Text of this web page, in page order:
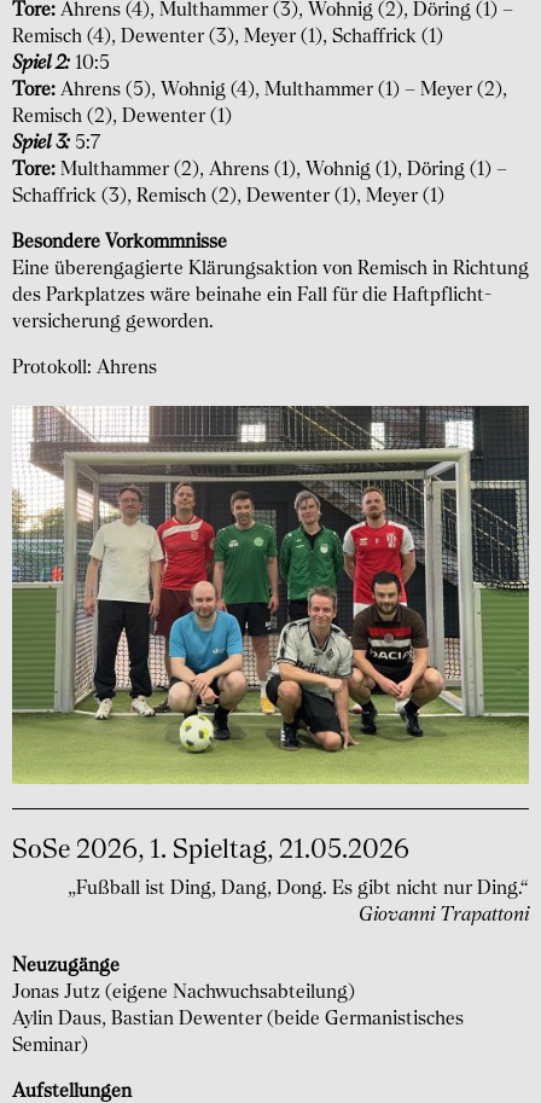
Tore: Ahrens (4), Multhammer (3), Wohnig (2), Döring (1) –
Remisch (4), Dewenter (3), Meyer (1), Schaffrick (1)
Spiel 2: 10:5
Tore: Ahrens (5), Wohnig (4), Multhammer (1) – Meyer (2),
Remisch (2), Dewenter (1)
Spiel 3: 5:7
Tore: Multhammer (2), Ahrens (1), Wohnig (1), Döring (1) –
Schaffrick (3), Remisch (2), Dewenter (1), Meyer (1)
Besondere Vorkommnisse
Eine überengagierte Klärungsaktion von Remisch in Richtung
des Parkplatzes wäre beinahe ein Fall für die Haftpflicht­
versicherung geworden.
Protokoll: Ahrens
SoSe 2026, 1. Spieltag, 21.05.2026
„Fußball ist Ding, Dang, Dong. Es gibt nicht nur Ding.“
Giovanni Trapattoni
Neuzugänge
Jonas Jutz (eigene Nachwuchs­abteilung)
Aylin Daus, Bastian Dewenter (beide Germanis­tisches
Seminar)
Aufstellungen